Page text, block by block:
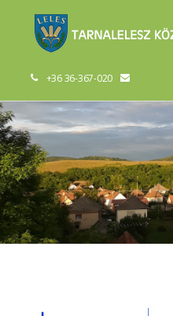
+36 36-367-020